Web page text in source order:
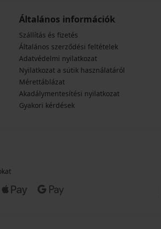
Általános információk
Szállítás és fizetés
Általános szerződési feltételek
Adatvédelmi nyilatkozat
Nyilatkozat a sütik használatáról
Mérettáblázat
Akadálymentesítési nyilatkozat
Gyakori kérdések